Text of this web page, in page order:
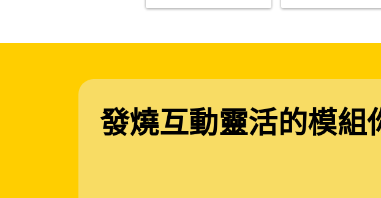
攻略消費者的心
虛實整合創造高
發燒互動靈活的模組